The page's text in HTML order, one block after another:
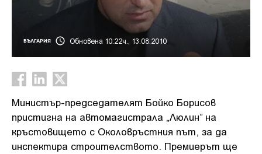
БЪЛГАРИЯ Обновена 10:22ч., 13.08.2010
Министър-председателят Бойко Борисов
пристигна на автомагистрала „Люлин” на
кръстовището с Околовръстния път, за да
инспектира строителството. Премиерът ще